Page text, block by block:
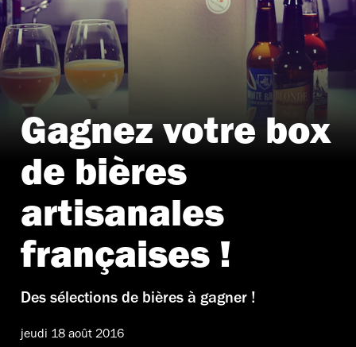
Gagnez votre box
de bières
artisanales
françaises !
Des sélections de bières à gagner !
jeudi 18 août 2016